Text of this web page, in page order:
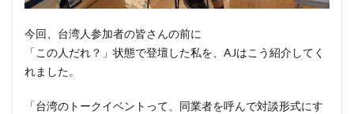
今回、台湾人参加者の皆さんの前に
「この人だれ？」状態で登壇した私を、AJはこう紹介してく
れました。
「台湾のトークイベントって、同業者を呼んで対談形式にす